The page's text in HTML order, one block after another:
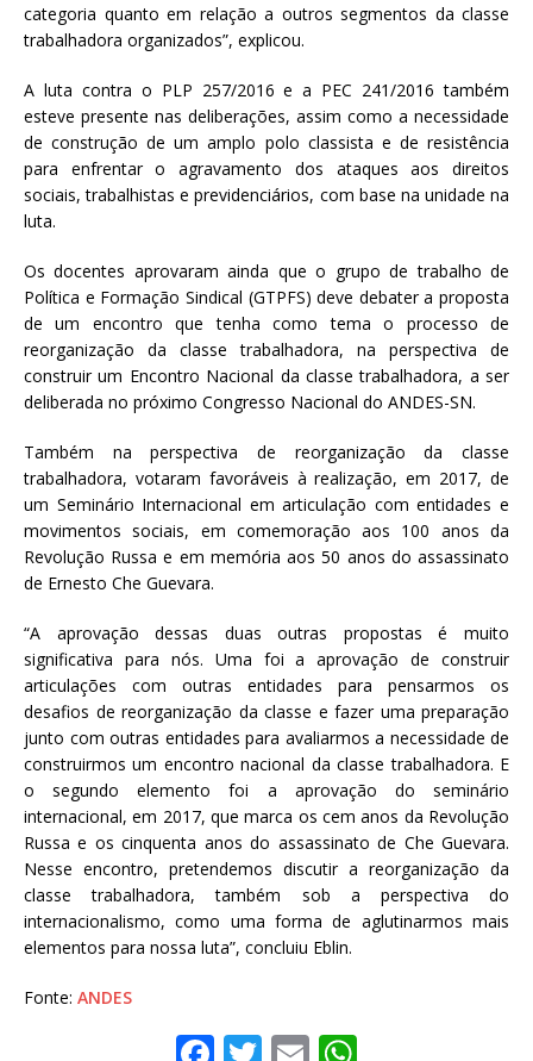
categoria quanto em relação a outros segmentos da classe
trabalhadora organizados”, explicou.
A luta contra o PLP 257/2016 e a PEC 241/2016 também
esteve presente nas deliberações, assim como a necessidade
de construção de um amplo polo classista e de resistência
para enfrentar o agravamento dos ataques aos direitos
sociais, trabalhistas e previdenciários, com base na unidade na
luta.
Os docentes aprovaram ainda que o grupo de trabalho de
Política e Formação Sindical (GTPFS) deve debater a proposta
de um encontro que tenha como tema o processo de
reorganização da classe trabalhadora, na perspectiva de
construir um Encontro Nacional da classe trabalhadora, a ser
deliberada no próximo Congresso Nacional do ANDES-SN.
Também na perspectiva de reorganização da classe
trabalhadora, votaram favoráveis à realização, em 2017, de
um Seminário Internacional em articulação com entidades e
movimentos sociais, em comemoração aos 100 anos da
Revolução Russa e em memória aos 50 anos do assassinato
de Ernesto Che Guevara.
“A aprovação dessas duas outras propostas é muito
significativa para nós. Uma foi a aprovação de construir
articulações com outras entidades para pensarmos os
desafios de reorganização da classe e fazer uma preparação
junto com outras entidades para avaliarmos a necessidade de
construirmos um encontro nacional da classe trabalhadora. E
o segundo elemento foi a aprovação do seminário
internacional, em 2017, que marca os cem anos da Revolução
Russa e os cinquenta anos do assassinato de Che Guevara.
Nesse encontro, pretendemos discutir a reorganização da
classe trabalhadora, também sob a perspectiva do
internacionalismo, como uma forma de aglutinarmos mais
elementos para nossa luta”, concluiu Eblin.
Fonte: ANDES